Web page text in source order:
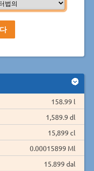
158.99 l
1,589.9 dl
15,899 cl
0.00015899 Ml
15.899 dal